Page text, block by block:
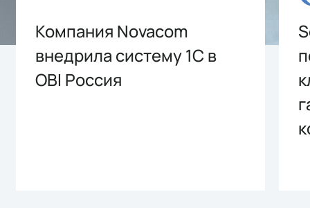
Компания Novacom
внедрила систему 1С в
OBI Россия